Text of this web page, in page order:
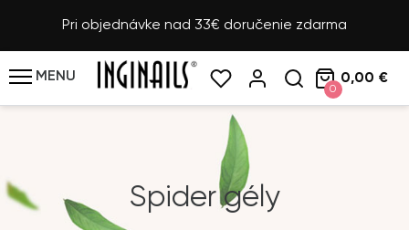
Pri objednávke nad 33€ doručenie zdarma
MENU
0
0,00 €
Spider gély